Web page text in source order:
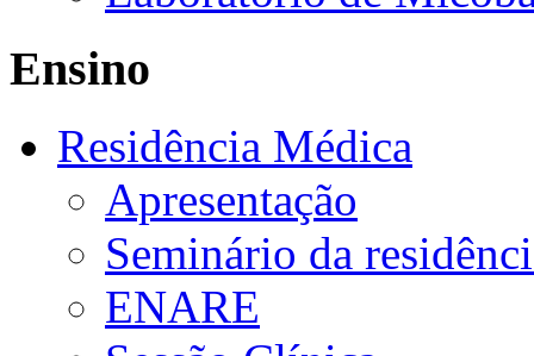
Ensino
Residência Médica
Apresentação
Seminário da
ENARE